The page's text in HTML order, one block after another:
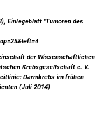
Einlegeblatt "Tumoren des
der Wissenschaftlichen
Krebsgesellschaft e. V.
Darmkrebs im frühen
(Juli 2014)